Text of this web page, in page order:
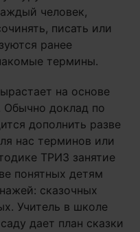
человек,
писать или
ранее
термины.
на основе
Обычно доклад по
дополнить разве
нас терминов или
ТРИЗ занятие
понятных детям
сказочных
Учитель в школе
дает план сказки